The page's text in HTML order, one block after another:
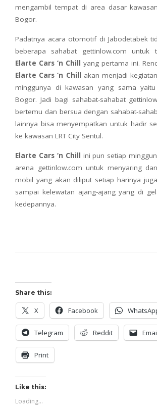
mengambil tempat di area dasar
Bogor.
Padatnya acara otomotif di Jabodetabek
beberapa sahabat gettinlow.com untuk
Elarte Cars ‘n Chill yang pertama ini.
Elarte Cars ‘n Chill akan menjadi
minggunya di kawasan yang sama yaitu
Bogor. Jadi bagi sahabat-sahabat
bertemu dan bersua dengan sahabat-
lainnya bisa menyempatkan untuk hadir
ke kawasan LRT City Sentul.
Elarte Cars ‘n Chill ini pun setiap
arena gettinlow.com untuk menyaring
mobil yang akan diliput setiap harinya
sampai kelewatan ajang-ajang yang di
kedepannya.
Share this:
X Facebook
Telegram Reddit
Print
Like this:
Loading...